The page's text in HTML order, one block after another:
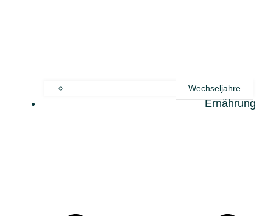
Wechseljahre
Ernährung